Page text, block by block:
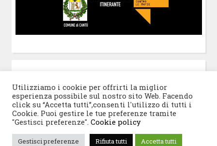
© 2026 Progetto San Francesco |Tema WordPress:
Utilizziamo i cookie per offrirti la miglior
esperienza possibile sul nostro sito Web. Facendo
click su “Accetta tutti”,consenti l'utilizzo di tutti i
Cookie. Puoi gestire le tue preferenze tramite
"Gestisci preferenze". Cookie policy
Gestisci preferenze Rifiuta tutti Accetta tutti